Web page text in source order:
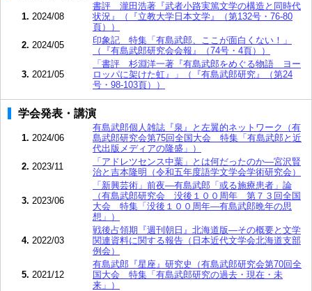
1. 2024/08
書評 瀧田浩著『武者小路実篤文学の構造と同時代
状況』（『立教大学日本文学』（第132号・76-80
頁））
2. 2024/05
印象記 特集「有島武郎、ここが面白くない！」
（『有島武郎研究会会報』（74号・4頁））
3. 2021/05
「書評 杉淵洋一著『有島武郎をめぐる物語 ヨー
ロッパに架けた虹』」（『有島武郎研究』（第24
号・98‐103頁））
学会発表・講演
1. 2024/06
有島武郎個人雑誌『泉』と左翼的ネットワーク（有
島武郎研究会第75回全国大会 特集「有島武郎と近
代出版メディアの隆盛」）
2. 2023/11
「アドレツセンス中葉」とは何だったのか―宮沢賢
治と吉本隆明（令和五年度語学文学会学術研究会）
3. 2023/06
「新興芸術」前夜―有島武郎「或る施療患者」論
（有島武郎研究会 没後１００周年 第７３回全国
大会 特集「没後１００周年―有島武郎晩年の思
想」）
4. 2022/03
戦後占領期『週刊朝日』北海道版―その概要と文学
関連資料に関する報告（日本近代文学会北海道支部
例会）
5. 2021/12
有島武郎『星座』研究史（有島武郎研究会第70回全
国大会 特集「有島武郎研究の過去・現在・未
来」）